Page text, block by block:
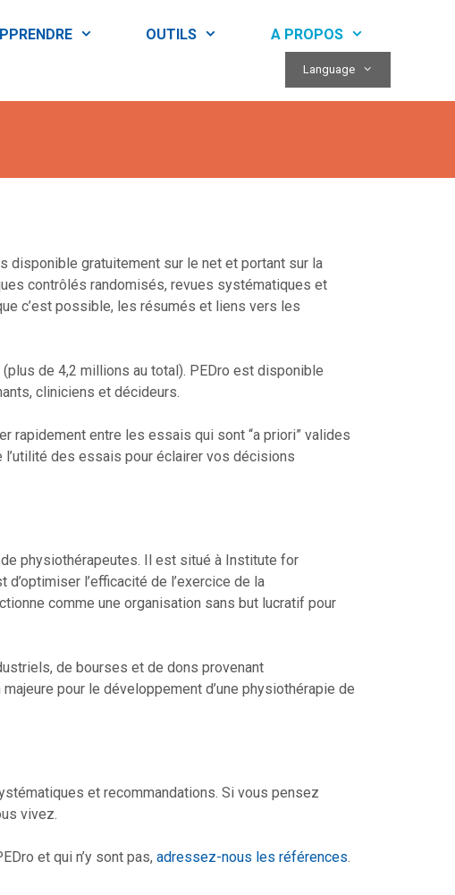
OUTILS A PROPOS
Language
disponible gratuitement sur le net et portant sur la
contrôlés randomisés, revues systématiques et
c’est possible, les résumés et liens vers les
de 4,2 millions au total). PEDro est disponible
cliniciens et décideurs.
rapidement entre les essais qui sont “a priori” valides
des essais pour éclairer vos décisions
physiothérapeutes. Il est situé à Institute for
l’efficacité de l’exercice de la
comme une organisation sans but lucratif pour
de bourses et de dons provenant
pour le développement d’une physiothérapie de
et recommandations. Si vous pensez
vivez.
et qui n’y sont pas, adressez-nous les références.